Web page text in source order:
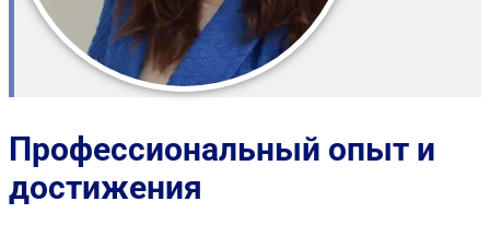
Профессиональный опыт и
достижения